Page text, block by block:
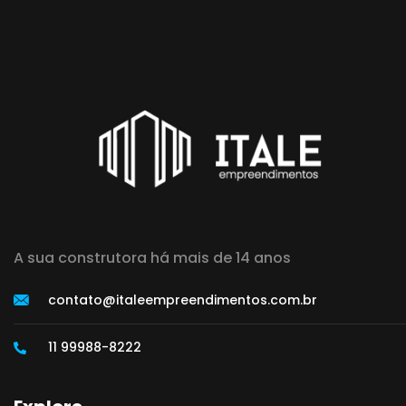
A sua construtora há mais de 14 anos
contato@italeempreendimentos.com.br
11 99988-8222